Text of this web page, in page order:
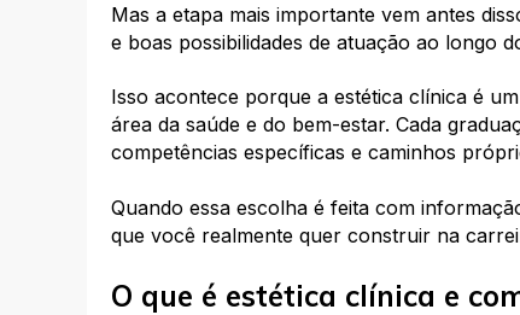
Mas a etapa mais importante vem antes
e boas possibilidades de atuação ao longo
Isso acontece porque a estética clínica é
área da saúde e do bem-estar. Cada
competências específicas e caminhos
Quando essa escolha é feita com
que você realmente quer construir na
O que é estética clínica e